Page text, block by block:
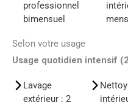
professionnel
bimensuel
Selon votre usage
Usage quotidien intensif
Lavage
extérieur : 2